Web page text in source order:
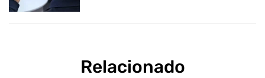
Relacionado